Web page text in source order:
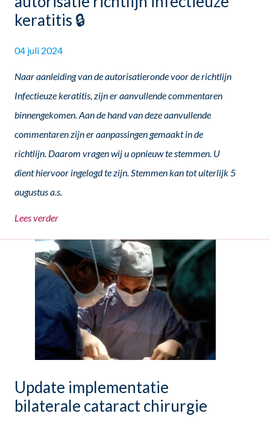
keratitis 🔒
04 juli 2024
Naar aanleiding van de autorisatieronde voor de richtlijn
Infectieuze keratitis, zijn er aanvullende commentaren
binnengekomen. Aan de hand van deze aanvullende
commentaren zijn er aanpassingen gemaakt in de
richtlijn. Daarom vragen wij u opnieuw te stemmen. U
dient hiervoor ingelogd te zijn. Stemmen kan tot uiterlijk 5
augustus a.s.
Lees verder
Update implementatie
bilaterale cataract chirurgie